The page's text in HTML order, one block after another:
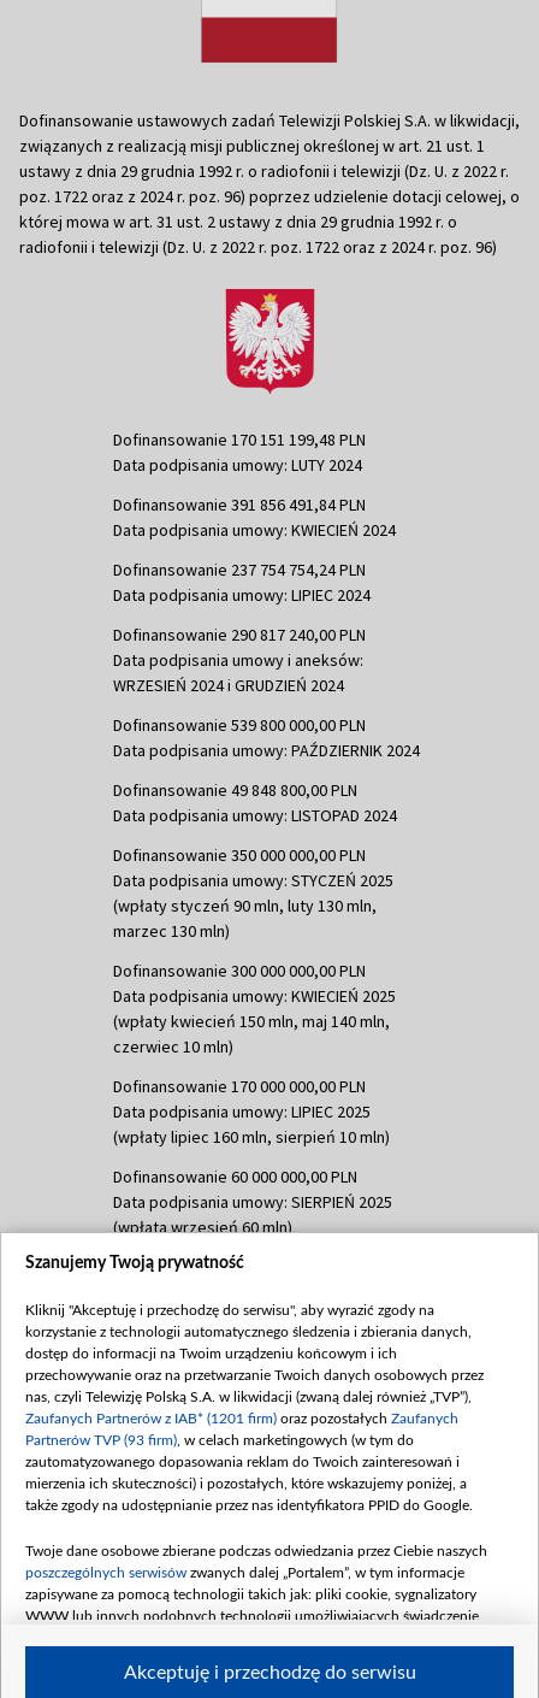
Dofinansowanie ustawowych zadań Telewizji Polskiej S.A. w likwidacji,
związanych z realizacją misji publicznej określonej w art. 21 ust. 1
ustawy z dnia 29 grudnia 1992 r. o radiofonii i telewizji (Dz. U. z 2022 r.
poz. 1722 oraz z 2024 r. poz. 96) poprzez udzielenie dotacji celowej, o
której mowa w art. 31 ust. 2 ustawy z dnia 29 grudnia 1992 r. o
radiofonii i telewizji (Dz. U. z 2022 r. poz. 1722 oraz z 2024 r. poz. 96)
Dofinansowanie 170 151 199,48 PLN
Data podpisania umowy: LUTY 2024
Dofinansowanie 391 856 491,84 PLN
Data podpisania umowy: KWIECIEŃ 2024
Dofinansowanie 237 754 754,24 PLN
Data podpisania umowy: LIPIEC 2024
Dofinansowanie 290 817 240,00 PLN
Data podpisania umowy i aneksów:
WRZESIEŃ 2024 i GRUDZIEŃ 2024
Dofinansowanie 539 800 000,00 PLN
Data podpisania umowy: PAŹDZIERNIK 2024
Dofinansowanie 49 848 800,00 PLN
Data podpisania umowy: LISTOPAD 2024
Dofinansowanie 350 000 000,00 PLN
Data podpisania umowy: STYCZEŃ 2025
(wpłaty styczeń 90 mln, luty 130 mln,
marzec 130 mln)
Dofinansowanie 300 000 000,00 PLN
Data podpisania umowy: KWIECIEŃ 2025
(wpłaty kwiecień 150 mln, maj 140 mln,
czerwiec 10 mln)
Dofinansowanie 170 000 000,00 PLN
Data podpisania umowy: LIPIEC 2025
(wpłaty lipiec 160 mln, sierpień 10 mln)
Dofinansowanie 60 000 000,00 PLN
Data podpisania umowy: SIERPIEŃ 2025
(wpłata wrzesień 60 mln)
Dofinansowanie 635 783 051,21 PLN
(wpłata wrzesień 100 mln, październik 350
mln, listopad 265 mln)
Dofinansowanie 48 862 000,00 PLN
Data podpisania umowy: GRUDZIEŃ 2025
(wpłata grudzień 60,548 mln)
Dofinansowanie 900 000 000,00 PLN
Data podpisania umowy: LUTY 2026 (wpłata
kwiecień 180 mln, 7 maja 180 mln, 8
czerwca 90 mln)
Dofinansowanie 250 000 000,00 PLN
4 sierpnia 250 mln
Szanujemy Twoją prywatność
Kliknij "Akceptuję i przechodzę do serwisu", aby wyrazić zgody na
korzystanie z technologii automatycznego śledzenia i zbierania danych,
dostęp do informacji na Twoim urządzeniu końcowym i ich
przechowywanie oraz na przetwarzanie Twoich danych osobowych przez
nas, czyli Telewizję Polską S.A. w likwidacji (zwaną dalej również „TVP”),
Zaufanych Partnerów z IAB* (1201 firm) oraz pozostałych Zaufanych
Partnerów TVP (93 firm) , w celach marketingowych (w tym do
zautomatyzowanego dopasowania reklam do Twoich zainteresowań i
mierzenia ich skuteczności) i pozostałych, które wskazujemy poniżej, a
także zgody na udostępnianie przez nas identyfikatora PPID do Google.
Twoje dane osobowe zbierane podczas odwiedzania przez Ciebie naszych
poszczególnych serwisów zwanych dalej „Portalem”, w tym informacje
zapisywane za pomocą technologii takich jak: pliki cookie, sygnalizatory
WWW lub innych podobnych technologii umożliwiających świadczenie
Akceptuję i przechodzę do serwisu